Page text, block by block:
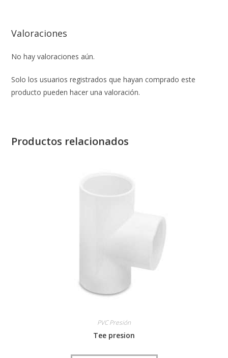
Valoraciones
No hay valoraciones aún.
Solo los usuarios registrados que hayan comprado este
producto pueden hacer una valoración.
Productos relacionados
PVC Presión
Tee presion